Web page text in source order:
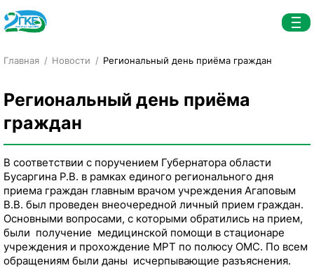
Главная Новости Региональный день приёма граждан
Региональный день приёма
граждан
В соответствии с поручением Губернатора области
Бусаргина Р.В. в рамках единого регионального дня
приема граждан главным врачом учреждения Агаповым
В.В. был проведен внеочередной личный прием граждан.
Основными вопросами, с которыми обратились на прием,
были получение медицинской помощи в стационаре
учреждения и прохождение МРТ по полюсу ОМС. По всем
обращениям были даны исчерпывающие разъяснения.